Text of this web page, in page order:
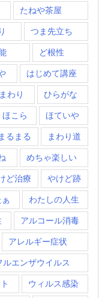
たねや茶屋
つま先立ち
ど根性
はじめて講座
わり ひらがな
ほこら ほていや
まるまる まわり道
めちゃ楽しい
ど治療 やけど跡
わたしの人生
アルコール消毒
アレルギー症状
ルエンザウイルス
ウィルス感染